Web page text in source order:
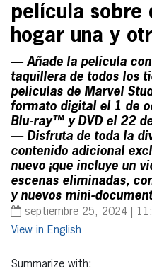
película sobre
hogar una y
— Añade la película
taquillera de todos los
películas de Marvel
formato digital el 1 de
Blu-ray™ y DVD el 22
— Disfruta de toda la
contenido adicional
nuevo ¡que incluye un
escenas eliminadas,
y nuevos mini-
septiembre 25, 2024 |
English
Summarize with: